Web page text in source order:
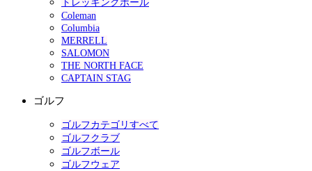
トレッキングポール
Coleman
Columbia
MERRELL
SALOMON
THE NORTH FACE
CAPTAIN STAG
ゴルフ
ゴルフカテゴリすべて
ゴルフクラブ
ゴルフボール
ゴルフウェア